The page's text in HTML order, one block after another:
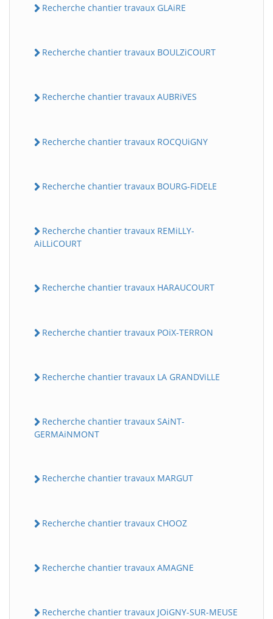
Recherche chantier travaux GLAiRE
Recherche chantier travaux BOULZiCOURT
Recherche chantier travaux AUBRiVES
Recherche chantier travaux ROCQUiGNY
Recherche chantier travaux BOURG-FiDELE
Recherche chantier travaux REMiLLY-
AiLLiCOURT
Recherche chantier travaux HARAUCOURT
Recherche chantier travaux POiX-TERRON
Recherche chantier travaux LA GRANDViLLE
Recherche chantier travaux SAiNT-
GERMAiNMONT
Recherche chantier travaux MARGUT
Recherche chantier travaux CHOOZ
Recherche chantier travaux AMAGNE
Recherche chantier travaux JOiGNY-SUR-MEUSE